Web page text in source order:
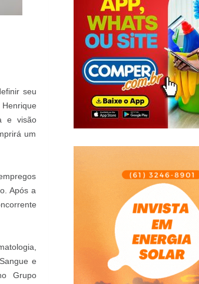
seu
e visão
um
Após a
e
Grupo